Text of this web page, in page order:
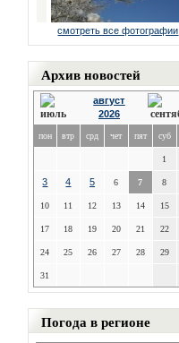
смотреть все фотографии
Архив новостей
август
2026
пон втр срд чет пят суб
1
3 4 5 6 7 8
10 11 12 13 14 15
17 18 19 20 21 22
24 25 26 27 28 29
31
Погода в регионе